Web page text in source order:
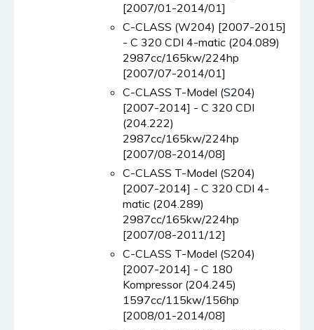
[2007/01-2014/01]
C-CLASS (W204) [2007-2015]
- C 320 CDI 4-matic (204.089)
2987cc/165kw/224hp
[2007/07-2014/01]
C-CLASS T-Model (S204)
[2007-2014] - C 320 CDI
(204.222)
2987cc/165kw/224hp
[2007/08-2014/08]
C-CLASS T-Model (S204)
[2007-2014] - C 320 CDI 4-
matic (204.289)
2987cc/165kw/224hp
[2007/08-2011/12]
C-CLASS T-Model (S204)
[2007-2014] - C 180
Kompressor (204.245)
1597cc/115kw/156hp
[2008/01-2014/08]